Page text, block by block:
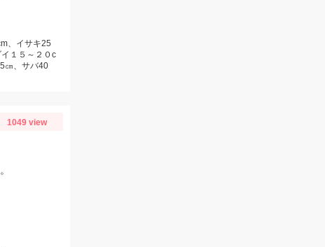
、イサキ25
１５～２０c
㎝、サバ40
1049 view